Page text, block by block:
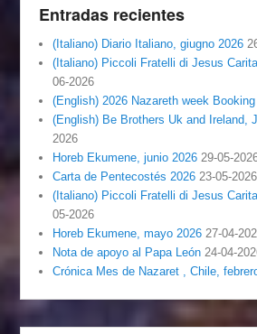
Entradas recientes
(Italiano) Diario Italiano, giugno 2026
(Italiano) Piccoli Fratelli di Jesus
06-2026
(English) 2026 Nazareth week
(English) Be Brothers Uk and Ireland,
2026
Horeb Ekumene, junio 2026 29-05-
Carta de Pentecostés 2026 23-05-2026
(Italiano) Piccoli Fratelli di Jesus
05-2026
Horeb Ekumene, mayo 2026 27-04-
Nota de apoyo al Papa León 24-04-
Crónica Mes de Nazaret , Chile,